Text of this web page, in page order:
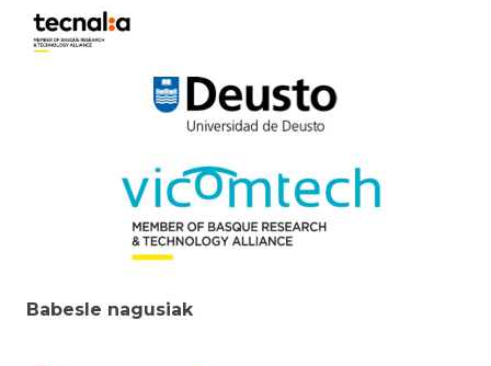
Babesle nagusiak